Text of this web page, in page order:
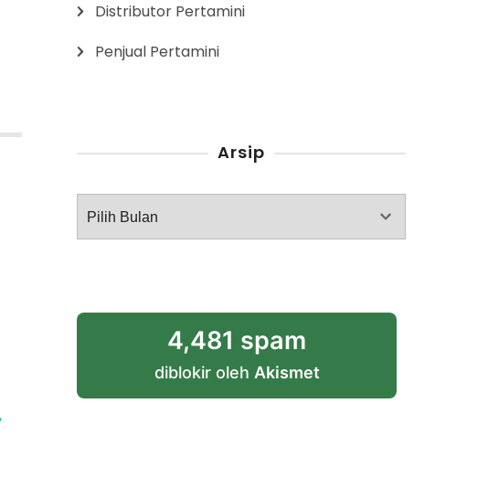
Distributor Pertamini
Penjual Pertamini
Arsip
Arsip
4,481 spam
diblokir oleh Akismet